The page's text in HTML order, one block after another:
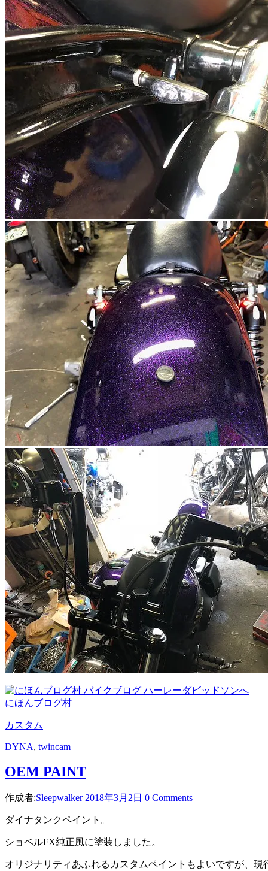
にほんブログ村
カスタム
DYNA, twincam
OEM PAINT
作成者:Sleepwalker 2018年3月2日 0 Comments
ダイナタンクペイント。
ショベルFX純正風に塗装しました。
オリジナリティあふれるカスタムペイントもよいですが、